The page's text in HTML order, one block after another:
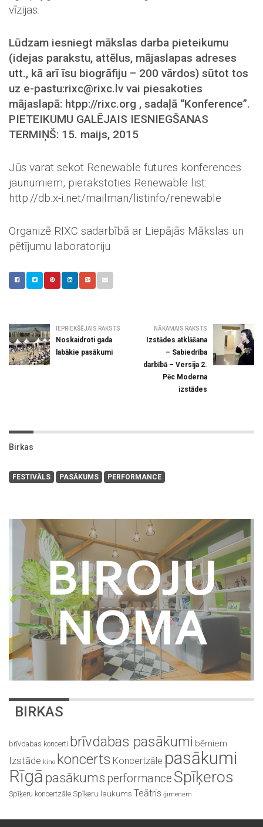
vīzijas.
Lūdzam iesniegt mākslas darba pieteikumu
(idejas parakstu, attēlus, mājaslapas adreses
utt., kā arī īsu biogrāfiju – 200 vārdos) sūtot tos
uz e-pastu:rixc@rixc.lv vai piesakoties
mājaslapā: htpp://rixc.org , sadaļā “Konference”.
PIETEIKUMU GALĒJAIS IESNIEGŠANAS
TERMIŅŠ: 15. maijs, 2015
Jūs varat sekot Renewable futures konferences
jaunumiem, pierakstoties Renewable list:
http://db.x-i.net/mailman/listinfo/renewable
Organizē RIXC sadarbībā ar Liepājās Mākslas un
pētījumu laboratoriju
IEPRIEKŠĒJAIS RAKSTS
Noskaidroti gada
labākie pasākumi
NĀKAMAIS RAKSTS
Izstādes atklāšana
– Sabiedrība
darbībā – Versija 2.
Pēc Moderna
izstādes
Birkas
FESTIVĀLS PASĀKUMS PERFORMANCE
BIRKAS
brīvdabas koncerti brīvdabas pasākumi bērniem
Izstāde kino koncerts Koncertzāle pasākumi
Rīgā pasākums performance Spīķeros
Spīķeru koncertzāle Spīķeru laukums Teātris ģimenēm